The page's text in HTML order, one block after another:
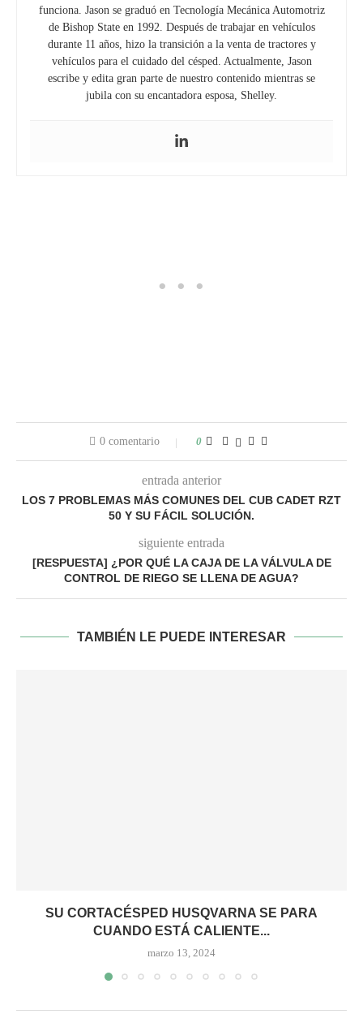
funciona. Jason se graduó en Tecnología Mecánica Automotriz
de Bishop State en 1992. Después de trabajar en vehículos
durante 11 años, hizo la transición a la venta de tractores y
vehículos para el cuidado del césped. Actualmente, Jason
escribe y edita gran parte de nuestro contenido mientras se
jubila con su encantadora esposa, Shelley.
0 comentario 0
entrada anterior
LOS 7 PROBLEMAS MÁS COMUNES DEL CUB CADET RZT
50 Y SU FÁCIL SOLUCIÓN.
siguiente entrada
[RESPUESTA] ¿POR QUÉ LA CAJA DE LA VÁLVULA DE
CONTROL DE RIEGO SE LLENA DE AGUA?
TAMBIÉN LE PUEDE INTERESAR
SU CORTACÉSPED HUSQVARNA SE PARA
CUANDO ESTÁ CALIENTE...
marzo 13, 2024